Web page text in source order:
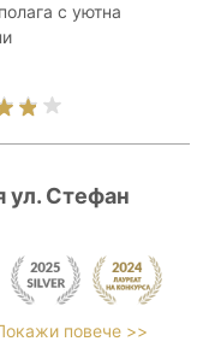
с уютна
ул. Стефан
повече >>